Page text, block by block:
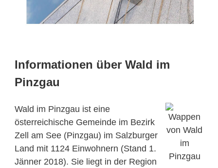
Informationen über Wald im
Pinzgau
Wald im Pinzgau ist eine
österreichische Gemeinde im Bezirk
Zell am See (Pinzgau) im Salzburger
Land mit 1124 Einwohnern (Stand 1.
Jänner 2018). Sie liegt in der Region